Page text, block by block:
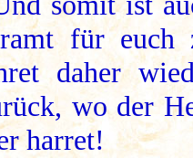
für euch
daher
wo der
harret!